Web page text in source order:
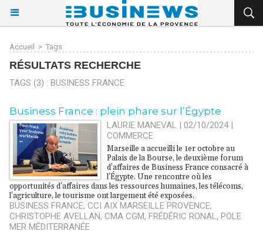
Accueil > Tags
RÉSULTATS RECHERCHE
TAGS (3) : BUSINESS FRANCE
​Business France : plein phare sur l’Égypte
LAURIE MANEVAL | 02/10/2024|
COMMERCE
Marseille a accueilli le 1er octobre au
Palais de la Bourse, le deuxième forum
d’affaires de Business France consacré à
l’Égypte. Une rencontre où les
opportunités d’affaires dans les ressources humaines, les télécoms,
l’agriculture, le tourisme ont largement été exposées.
BUSINESS FRANCE, CCI AIX MARSEILLE PROVENCE,
CHRISTOPHE AVELLAN, CMA CGM, FRÉDÉRIC RONAL, POLE
MER MÉDITERRANÉE